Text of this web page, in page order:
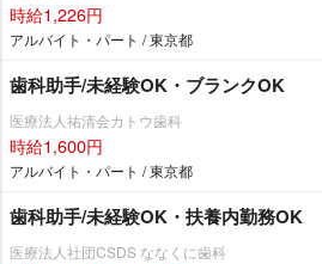
時給1,226円
アルバイト・パート / 東京都
歯科助手/未経験OK・ブランクOK
医療法人祐清会カトウ歯科
時給1,600円
アルバイト・パート / 東京都
歯科助手/未経験OK・扶養内勤務OK
医療法人社団CSDS ななくに歯科